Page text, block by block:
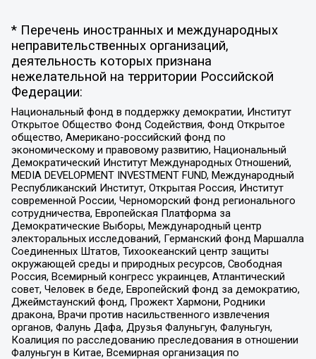
* Перечень иностранных и международных
неправительственных организаций,
деятельность которых признана
нежелательной на территории Российской
Федерации:
Национальный фонд в поддержку демократии, Институт
Открытое Общество Фонд Содействия, Фонд Открытое
общество, Американо-российский фонд по
экономическому и правовому развитию, Национальный
Демократический Институт Международных Отношений,
MEDIA DEVELOPMENT INVESTMENT FUND, Международный
Республиканский Институт, Открытая Россия, Институт
современной России, Черноморский фонд регионального
сотрудничества, Европейская Платформа за
Демократические Выборы, Международный центр
электоральных исследований, Германский фонд Маршалла
Соединенных Штатов, Тихоокеанский центр защиты
окружающей среды и природных ресурсов, Свободная
Россия, Всемирный конгресс украинцев, Атлантический
совет, Человек в беде, Европейский фонд за демократию,
Джеймстаунский фонд, Прожект Хармони, Родники
дракона, Врачи против насильственного извлечения
органов, Фалунь Дафа, Друзья Фалуньгун, Фалуньгун,
Коалиция по расследованию преследования в отношении
Фалуньгун в Китае, Всемирная организация по